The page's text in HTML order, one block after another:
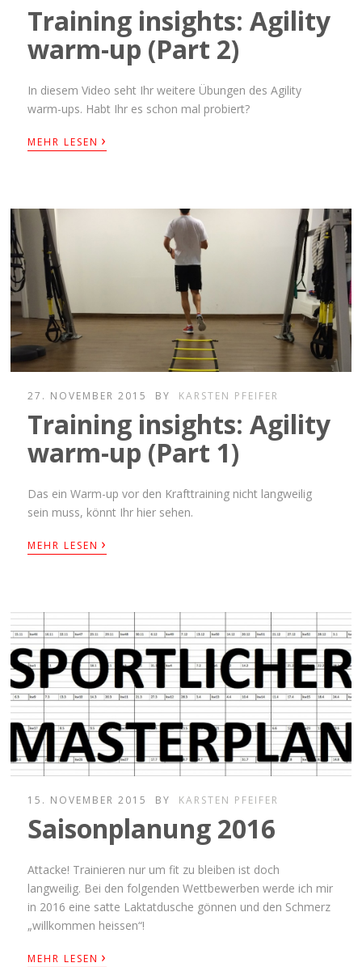
Training insights: Agility
warm-up (Part 2)
In diesem Video seht Ihr weitere Übungen des Agility
warm-ups. Habt Ihr es schon mal probiert?
MEHR LESEN ›
27. NOVEMBER 2015 BY KARSTEN PFEIFER
Training insights: Agility
warm-up (Part 1)
Das ein Warm-up vor den Krafttraining nicht langweilig
sein muss, könnt Ihr hier sehen.
MEHR LESEN ›
15. NOVEMBER 2015 BY KARSTEN PFEIFER
Saisonplanung 2016
Attacke! Trainieren nur um fit zu bleiben ist doch
langweilig. Bei den folgenden Wettbewerben werde ich mir
in 2016 eine satte Laktatdusche gönnen und den Schmerz
„willkommen heissen“!
MEHR LESEN ›